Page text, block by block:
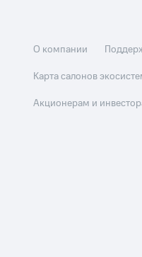
О компании
Карта салонов
Акционерам и